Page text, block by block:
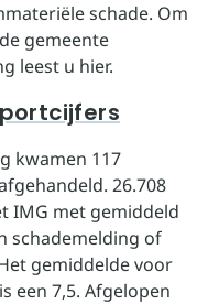
schade. Om
gemeente
leest u hier.
kwamen 117
26.708
IMG met gemiddeld
schademelding of
gemiddelde voor
een 7,5. Afgelopen